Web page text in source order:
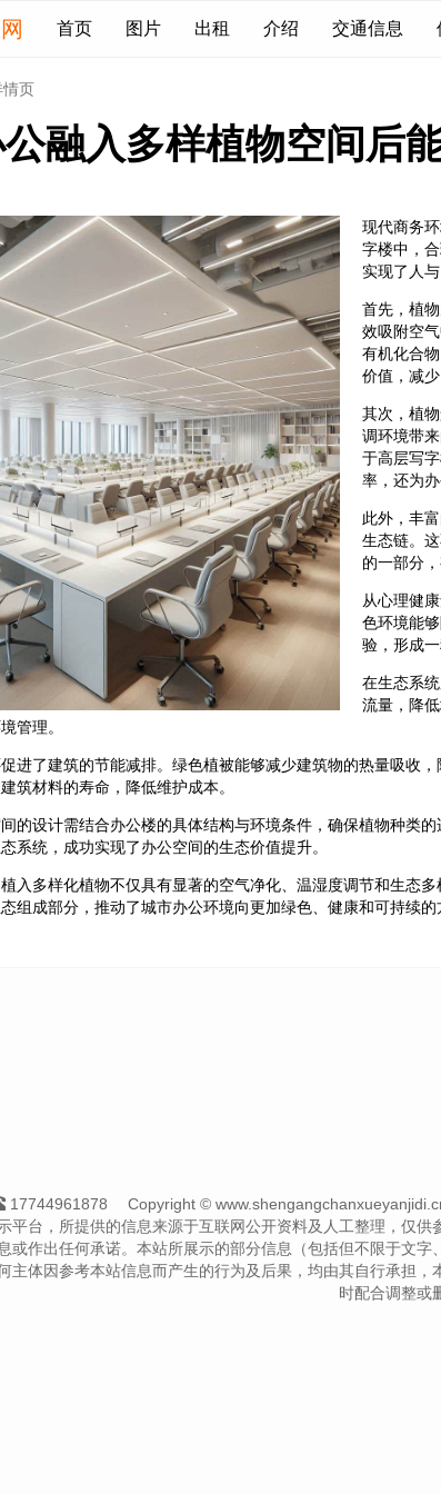
首页 图片 出租 介绍 交通信息
情页
融入多样植物空间后
现代商务
字楼中，
实现了人
首先，植
效吸附空
有机化合
价值，减
其次，植
调环境带
于高层写
率，还为
此外，丰
生态链。
的一部分
从心理健
色环境能
验，形成
在生态系
流量，降
管理。
进了建筑的节能减排。绿色植被能够减少建筑物的热量吸收
筑材料的寿命，降低维护成本。
的设计需结合办公楼的具体结构与环境条件，确保植物种类
系统，成功实现了办公空间的生态价值提升。
入多样化植物不仅具有显著的空气净化、温湿度调节和生态
组成部分，推动了城市办公环境向更加绿色、健康和可持续的
17744961878
Copyright ©
平台，所提供的信息来源于互联网公开资料及人工整理，仅
或作出任何承诺。本站所展示的部分信息（包括但不限于文
主体因参考本站信息而产生的行为及后果，均由其自行承担
时配合调整或